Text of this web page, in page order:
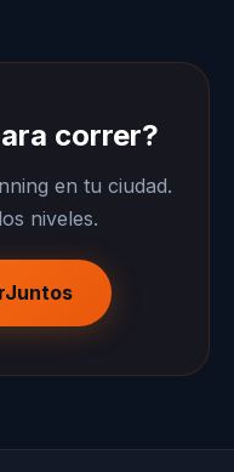
correr?
en tu ciudad.
niveles.